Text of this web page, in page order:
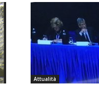
Attualità